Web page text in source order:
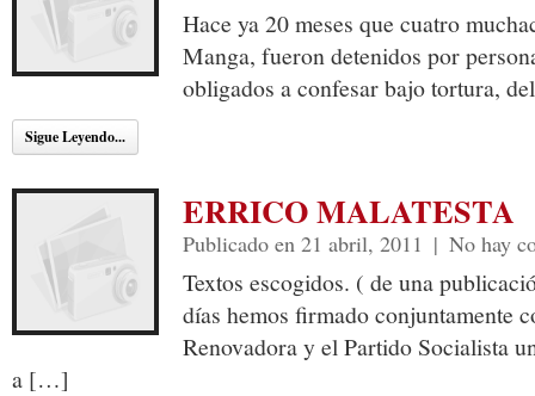
Hace ya 20 meses que cuatro
Manga, fueron detenidos por
obligados a confesar bajo tortura,
Sigue Leyendo...
ERRICO MALATESTA
Publicado en 21 abril, 2011 | No hay
Textos escogidos. ( de una
días hemos firmado conjuntamente
Renovadora y el Partido Socialista
a […]